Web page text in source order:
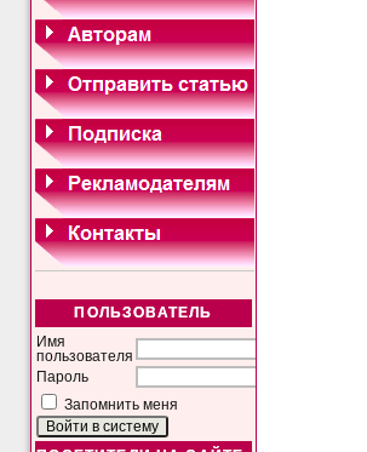
ПОЛЬЗОВАТЕЛЬ
Имя
пользователя
Пароль
Запомнить меня